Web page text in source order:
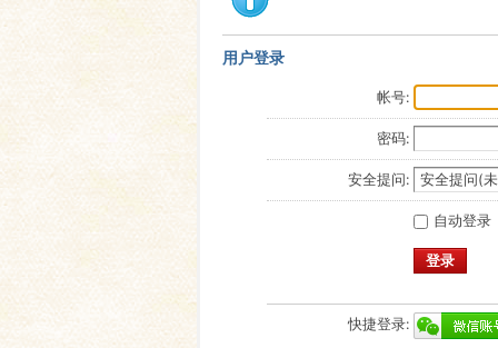
用户登录
帐号:
密码:
安全提问:
自动登录
登录
快捷登录: